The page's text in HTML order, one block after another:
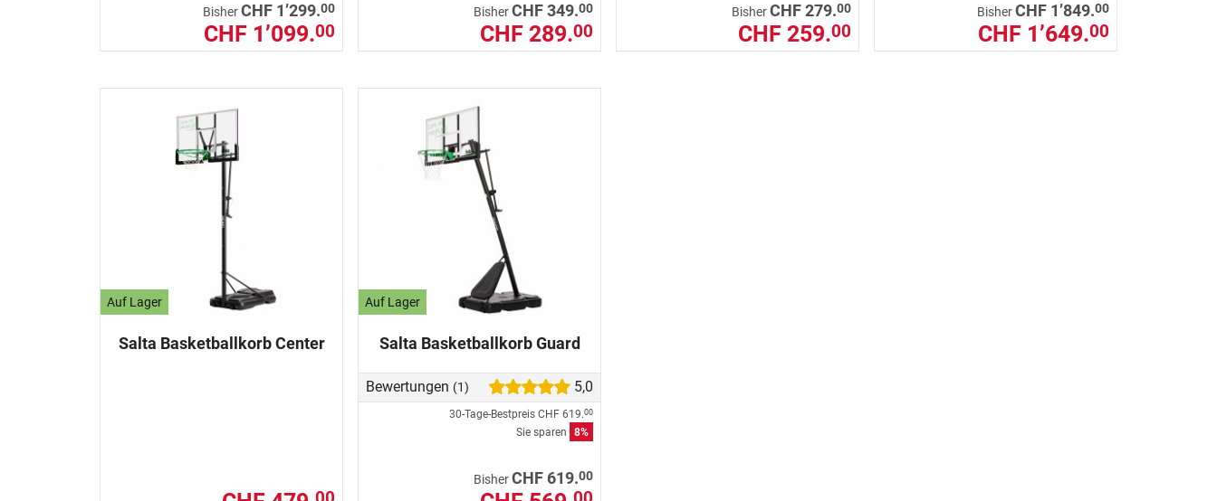
BisherCHF 1’299.00
CHF 1’099.00
BisherCHF 349.00
CHF 289.00
BisherCHF 279.00
CHF 259.00
BisherCHF 1’849.00
CHF 1’649.00
Auf Lager
Salta Basketballkorb Center
Auf Lager
Salta Basketballkorb Guard
Bewertungen (1) 5,0
30-Tage-Bestpreis CHF 619.00
Sie sparen 8%
BisherCHF 619.00